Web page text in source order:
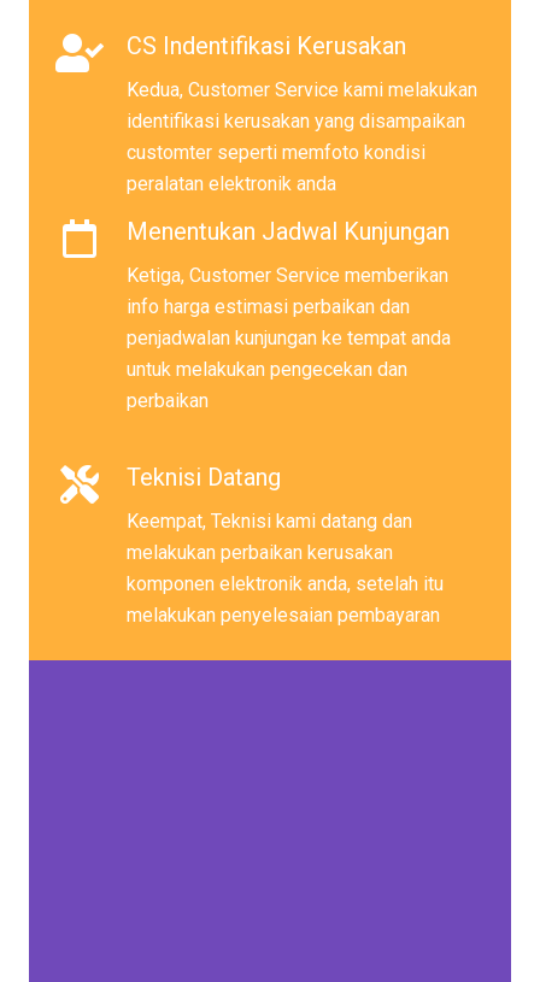
CS Indentifikasi Kerusakan
Kedua, Customer Service kami melakukan
identifikasi kerusakan yang disampaikan
customter seperti memfoto kondisi
peralatan elektronik anda
Menentukan Jadwal Kunjungan
Ketiga, Customer Service memberikan
info harga estimasi perbaikan dan
penjadwalan kunjungan ke tempat anda
untuk melakukan pengecekan dan
perbaikan
Teknisi Datang
Keempat, Teknisi kami datang dan
melakukan perbaikan kerusakan
komponen elektronik anda, setelah itu
melakukan penyelesaian pembayaran